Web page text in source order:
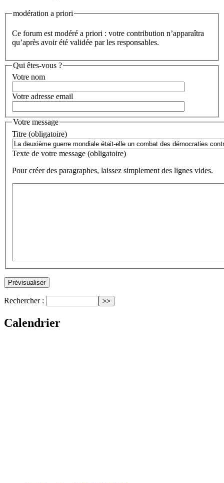
modération a priori
Ce forum est modéré a priori : votre contribution n’apparaîtra
qu’après avoir été validée par les responsables.
Qui êtes-vous ?
Votre nom
Votre adresse email
Votre message
Titre (obligatoire)
Texte de votre message (obligatoire)
Pour créer des paragraphes, laissez simplement des lignes vides.
Rechercher :
Calendrier